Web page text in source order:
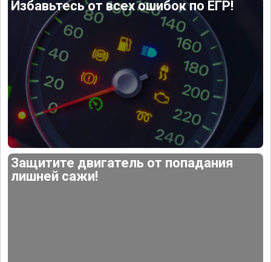
Избавьтесь от всех ошибок по ЕГР!
Защитите двигатель от попадания
лишней сажи!